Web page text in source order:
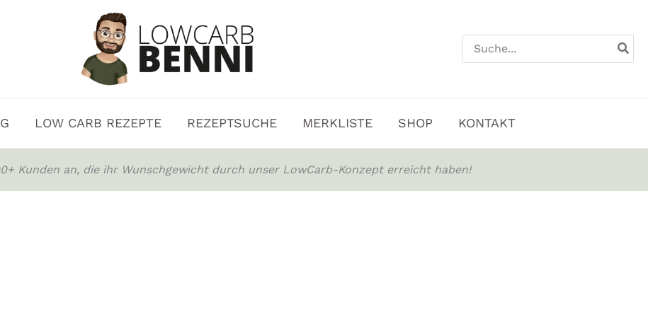
Search
for:
LOW CARB REZEPTE REZEPTSUCHE MERKLISTE SHOP KONTAKT
Kunden an, die ihr Wunschgewicht durch unser LowCarb-Konzept erreicht haben!